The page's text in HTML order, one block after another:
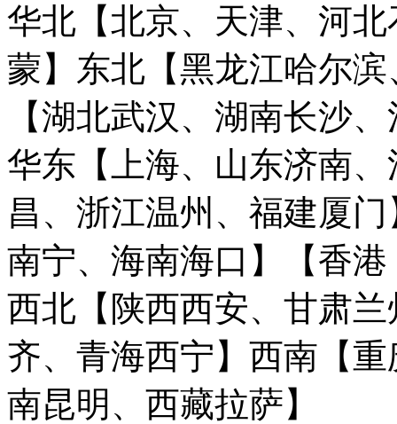
华北【北京、天津、河
蒙】 东北【黑龙江哈尔
【湖北武汉、湖南长沙
华东【上海、山东济南
昌、浙江温州、福建厦门
南宁、海南海口】
【香
西北【陕西西安、甘肃
齐、青海西宁】 西南【
南昆明、西藏拉萨】